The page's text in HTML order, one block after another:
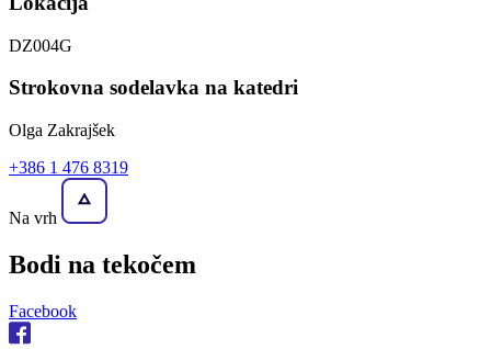
DZ004G
Strokovna sodelavka na katedri
Olga Zakrajšek
+386 1 476 8319
Na vrh
Bodi na tekočem
Facebook